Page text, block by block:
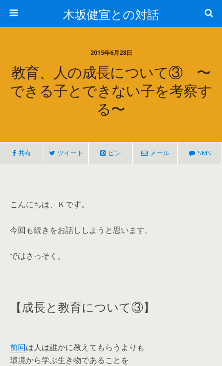
木坂健宣との対話
2015年6月28日
教育、人の成長について③ 〜
できる子とできない子を考察す
る〜
共有 ツイート ピン メール SMS
こんにちは、Ｋです。
今回も続きをお話ししようと思います。
ではさっそく。
【成長と教育について③】
前回は人は誰かに教えてもらうよりも
環境から学ぶ生き物であることを